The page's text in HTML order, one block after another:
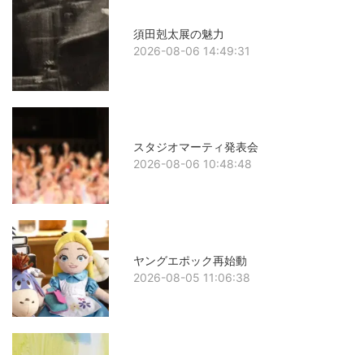
須田剋太展の魅力
2026-08-06 14:49:31
スタジオマーティ発表会
2026-08-06 10:48:48
ヤングエポック再始動
2026-08-05 11:06:38